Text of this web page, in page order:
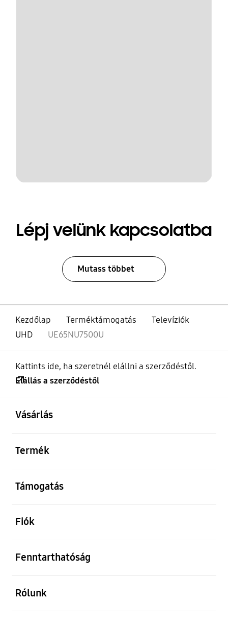
Lépj velünk kapcsolatba
Mutass többet
Kezdőlap Terméktámogatás
Televíziók
UHD
UE65NU7500U
Kattints ide, ha szeretnél elállni a szerződéstől.
Elállás a szerződéstől
Vásárlás
Termék
Támogatás
Fiók
Fenntarthatóság
Rólunk